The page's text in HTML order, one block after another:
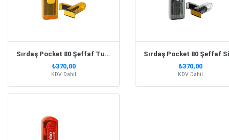
Sırdaş Pocket 80 Şeffaf Turuncu Simli Gövde Cep Kaşesi
₺370,00
KDV Dahil
₺370,00
KDV Dahil